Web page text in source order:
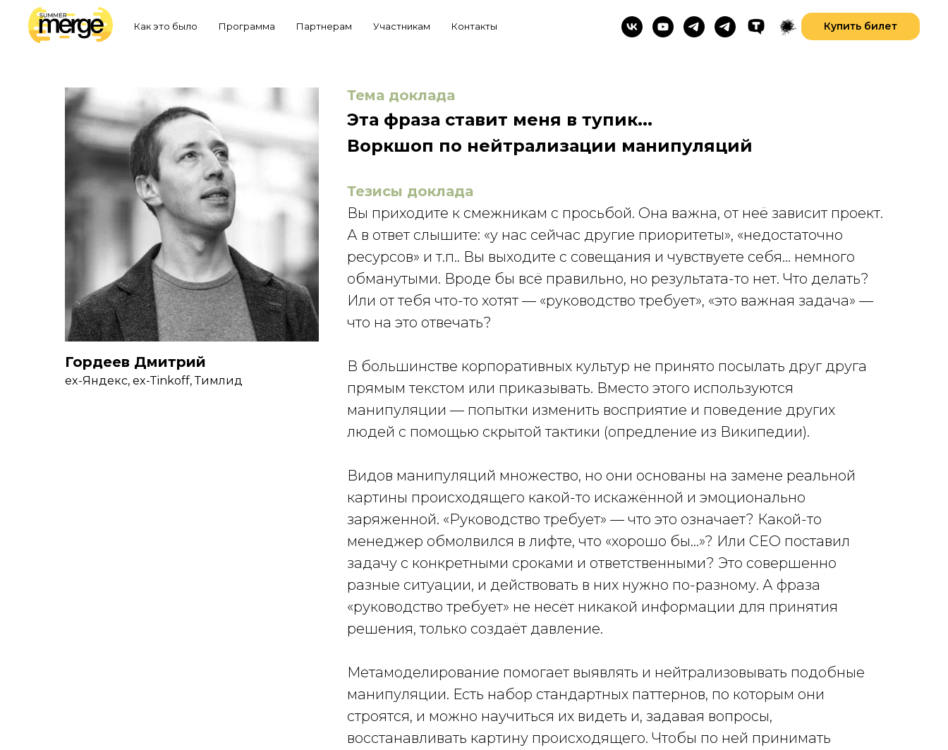
Как это было Программа Партнерам Участникам Контакты Купить билет
Гордеев Дмитрий
ex-Яндекс, ex-Tinkoff, Тимлид
Тема доклада
Эта фраза ставит меня в тупик...
Воркшоп по нейтрализации манипуляций
Тезисы доклада
Вы приходите к смежникам с просьбой. Она важна, от неё зависит проект.
А в ответ слышите: «у нас сейчас другие приоритеты», «недостаточно
ресурсов» и т.п.. Вы выходите с совещания и чувствуете себя… немного
обманутыми. Вроде бы всё правильно, но результата-то нет. Что делать?
Или от тебя что-то хотят — «руководство требует», «это важная задача» —
что на это отвечать?
В большинстве корпоративных культур не принято посылать друг друга
прямым текстом или приказывать. Вместо этого используются
манипуляции — попытки изменить восприятие и поведение других
людей с помощью скрытой тактики (опредление из Википедии).
Видов манипуляций множество, но они основаны на замене реальной
картины происходящего какой-то искажённой и эмоционально
заряженной. «Руководство требует» — что это означает? Какой-то
менеджер обмолвился в лифте, что «хорошо бы...»? Или CEO поставил
задачу с конкретными сроками и ответственными? Это совершенно
разные ситуации, и действовать в них нужно по-разному. А фраза
«руководство требует» не несёт никакой информации для принятия
решения, только создаёт давление.
Метамоделирование помогает выявлять и нейтрализовывать подобные
манипуляции. Есть набор стандартных паттернов, по которым они
строятся, и можно научиться их видеть и, задавая вопросы,
восстанавливать картину происходящего. Чтобы по ней принимать